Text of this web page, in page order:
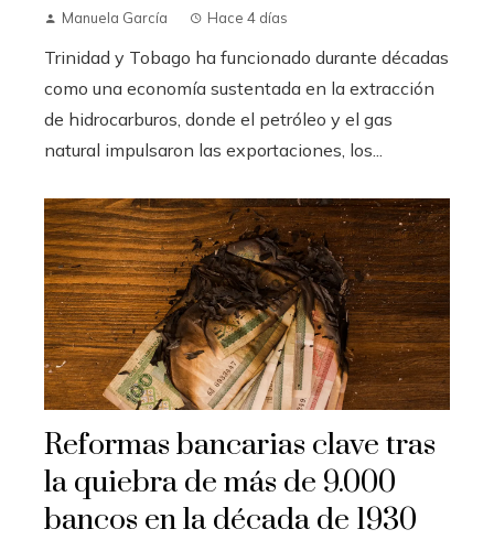
Manuela García Hace 4 días
Trinidad y Tobago ha funcionado durante décadas
como una economía sustentada en la extracción
de hidrocarburos, donde el petróleo y el gas
natural impulsaron las exportaciones, los...
Reformas bancarias clave tras
la quiebra de más de 9.000
bancos en la década de 1930